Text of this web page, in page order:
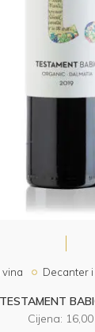
vina Decanter
TESTAMENT
Cijena: 16,00